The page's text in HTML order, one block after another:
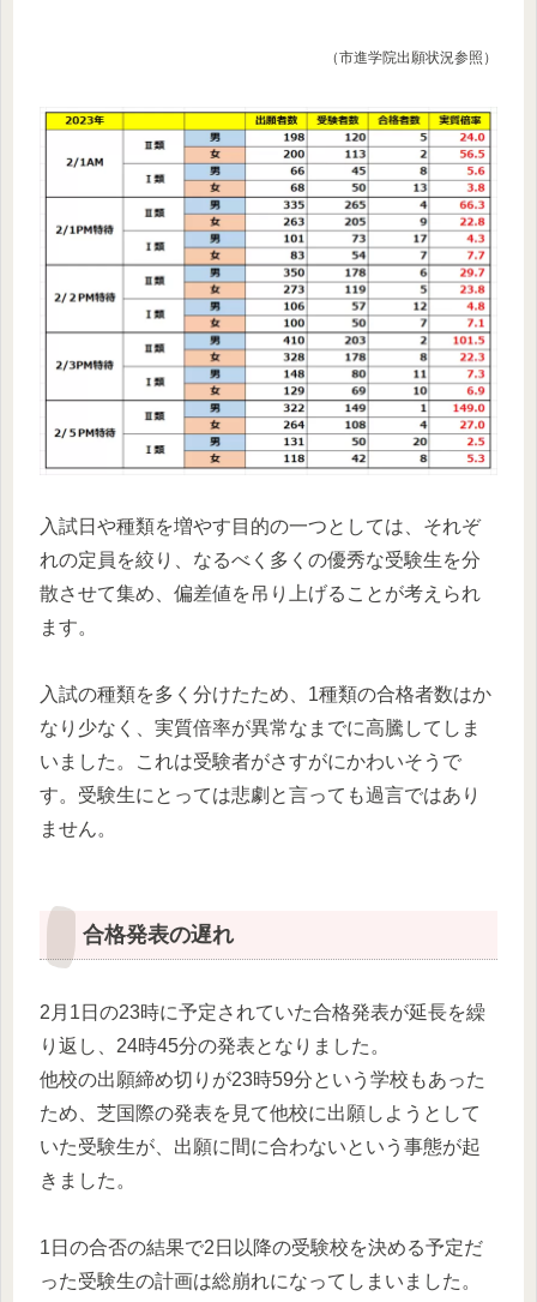
（市進学院出願状況参照）
入試日や種類を増やす目的の一つとしては、それぞ
れの定員を絞り、なるべく多くの優秀な受験生を分
散させて集め、偏差値を吊り上げることが考えられ
ます。
入試の種類を多く分けたため、1種類の合格者数はか
なり少なく、実質倍率が異常なまでに高騰してしま
いました。これは受験者がさすがにかわいそうで
す。受験生にとっては悲劇と言っても過言ではあり
ません。
合格発表の遅れ
2月1日の23時に予定されていた合格発表が延長を繰
り返し、24時45分の発表となりました。
他校の出願締め切りが23時59分という学校もあった
ため、芝国際の発表を見て他校に出願しようとして
いた受験生が、出願に間に合わないという事態が起
きました。
1日の合否の結果で2日以降の受験校を決める予定だ
った受験生の計画は総崩れになってしまいました。